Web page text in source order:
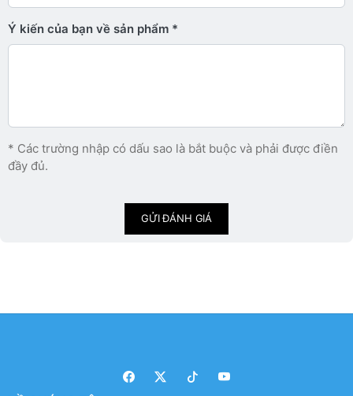
Ý kiến ​​của bạn về sản phẩm
* Các trường nhập có dấu sao là bắt buộc và phải được điền
đầy đủ.
GỬI ĐÁNH GIÁ